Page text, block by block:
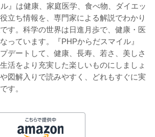
ル』は健康、家庭医学、食べ物、ダイエッ
立ち情報を、専門家による解説でわかり
す。科学の世界は日進月歩で、健康・医
っています。『PHPからだスマイル』
デートして、健康、長寿、若さ、美しさ
活をより充実した楽しいものにしましょ
図解入りで読みやすく、どれもすぐに実
す。